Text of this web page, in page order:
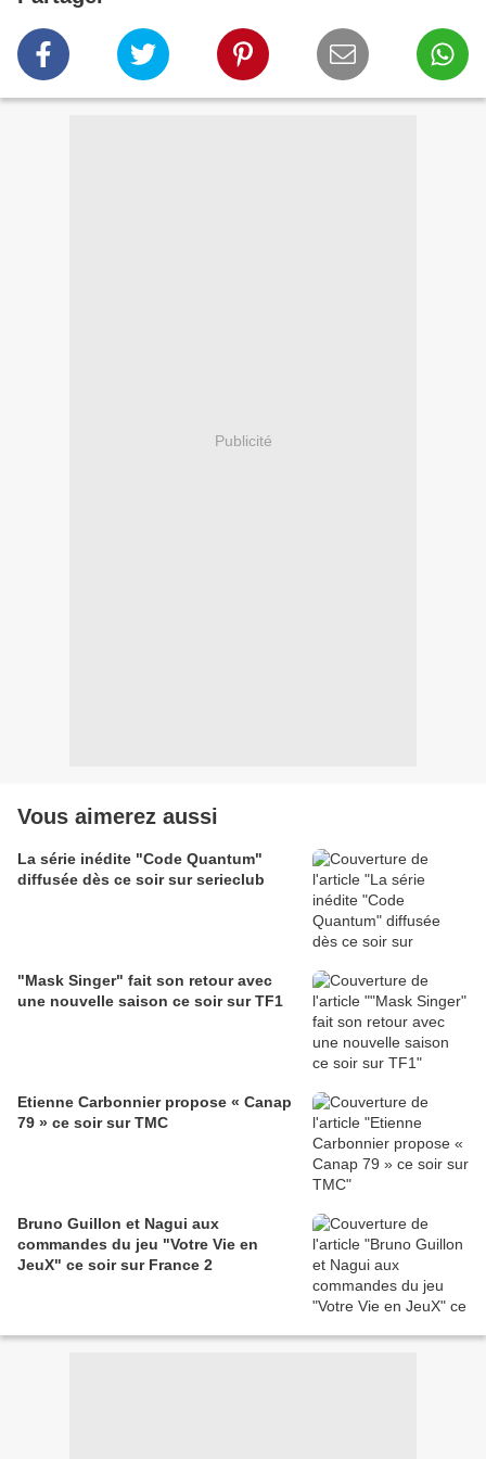
Publicité
Vous aimerez aussi
La série inédite "Code Quantum"
diffusée dès ce soir sur serieclub
"Mask Singer" fait son retour avec
une nouvelle saison ce soir sur TF1
Etienne Carbonnier propose « Canap
79 » ce soir sur TMC
Bruno Guillon et Nagui aux
commandes du jeu "Votre Vie en
JeuX" ce soir sur France 2